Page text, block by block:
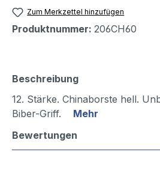
Zum Merkzettel hinzufügen
Produktnummer: 206CH60
Beschreibung
12. Stärke. Chinaborste hell.
Biber-Griff. Mehr
Bewertungen